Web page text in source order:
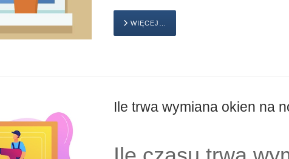
WIĘCEJ…
Ile trwa wymiana okien na